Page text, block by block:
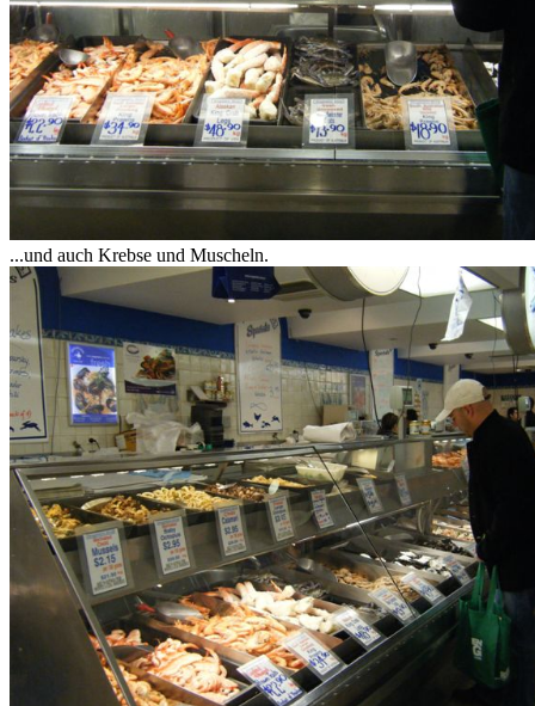
...und auch Krebse und Muscheln.